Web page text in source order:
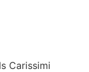
Carissimi